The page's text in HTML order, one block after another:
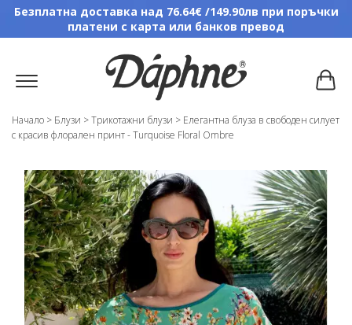
Безплатна доставка над 76.64€ /149.90лв при поръчки
платени с карта или банков превод
Начало > Блузи >Трикотажни блузи > Елегантна блуза в свободен силует
с красив флорален принт - Turquoise Floral Ombre